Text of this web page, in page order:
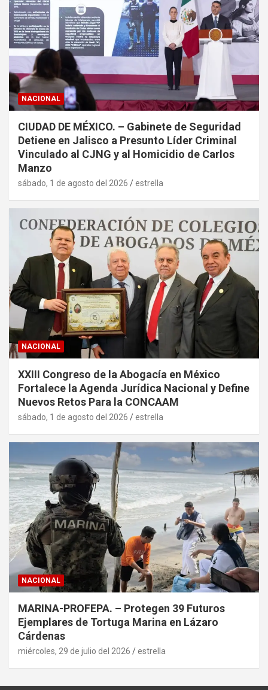
NACIONAL
CIUDAD DE MÉXICO. – Gabinete de Seguridad
Detiene en Jalisco a Presunto Líder Criminal
Vinculado al CJNG y al Homicidio de Carlos
Manzo
sábado, 1 de agosto del 2026 estrella
NACIONAL
XXIII Congreso de la Abogacía en México
Fortalece la Agenda Jurídica Nacional y Define
Nuevos Retos Para la CONCAAM
sábado, 1 de agosto del 2026 estrella
NACIONAL
MARINA-PROFEPA. – Protegen 39 Futuros
Ejemplares de Tortuga Marina en Lázaro
Cárdenas
miércoles, 29 de julio del 2026 estrella